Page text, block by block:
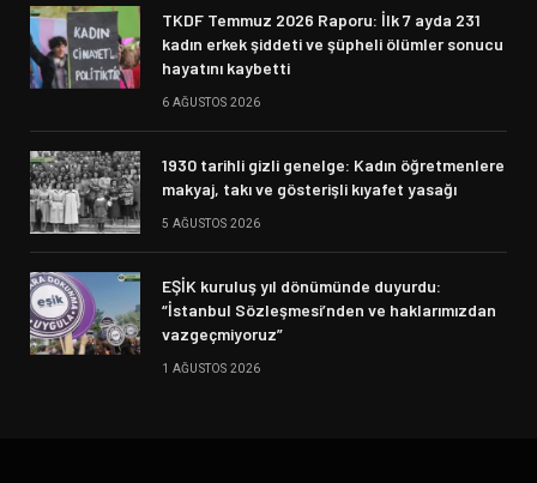
TKDF Temmuz 2026 Raporu: İlk 7 ayda 231
kadın erkek şiddeti ve şüpheli ölümler sonucu
hayatını kaybetti
6 AĞUSTOS 2026
1930 tarihli gizli genelge: Kadın öğretmenlere
makyaj, takı ve gösterişli kıyafet yasağı
5 AĞUSTOS 2026
EŞİK kuruluş yıl dönümünde duyurdu:
“İstanbul Sözleşmesi’nden ve haklarımızdan
vazgeçmiyoruz”
1 AĞUSTOS 2026